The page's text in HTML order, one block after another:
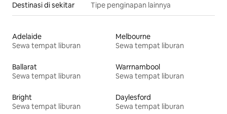
Destinasi di sekitar Tipe penginapan lainnya
Adelaide
Sewa tempat liburan
Melbourne
Sewa tempat liburan
Ballarat
Sewa tempat liburan
Warrnambool
Sewa tempat liburan
Bright
Sewa tempat liburan
Daylesford
Sewa tempat liburan